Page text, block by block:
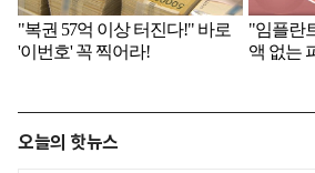
오늘의 핫뉴스